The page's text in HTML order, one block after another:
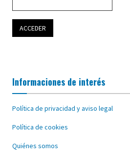
Informaciones de interés
Política de privacidad y aviso legal
Política de cookies
Quiénes somos